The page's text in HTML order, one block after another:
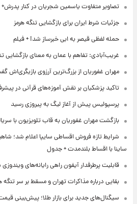
تصاویر متفاوت یاسمین شجریان در کنار
جزئیات شرط ایران برای بازگشایی تنگه هرمز
حمله لفظی قیصر به ابی خبرساز شد! + فیلم
غریب‌آبادی: تفاهم با عمان به معنای بازگشایی
مهران غفوریان از بزرگ‌ترین آرزوی بازیگری‌اش
تاکید پزشکیان بر نقش آموزه‌های قرآنی در
پرسپولیس پیش از آغاز لیگ به پیروزی رسید
بازگشت مهران غفوریان به قاب تلویزیون با
شرایط تازه فروش اقساطی سایپا اعلام شد؛
ساینا با اقساط بلندمدت + جدول
قابلیت پرطرفدار آیفون راهی رایانه‌های
بقایی درباره مذاکرات تهران و مسقط بر سر
سیگنال‌های جدید برای بازار طلا؛ پیش‌بینی